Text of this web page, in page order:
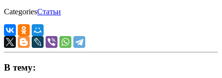
CategoriesСтатьи
В тему: